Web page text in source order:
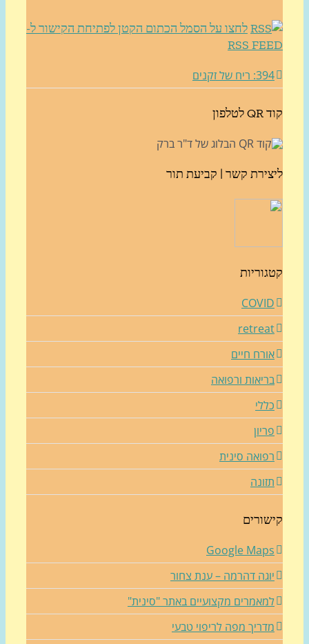
לחצו על הסמל הכתום הקטן לפתיחת הקישור ל-
RSS
קשר | קביעת תור
חיים
ורפואה
סינית
Google
דהרמה – ענת צחור
מקצועיים באתר "סינית"
מפה לריפוי טבעי